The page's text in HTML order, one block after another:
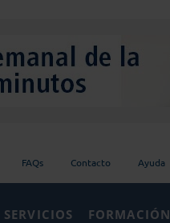
FAQs Contacto Ayuda
SERVICIOS FORMACIÓN